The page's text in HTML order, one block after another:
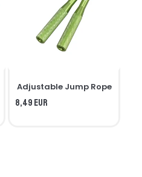
Adjustable Jump Rope
8,49 EUR